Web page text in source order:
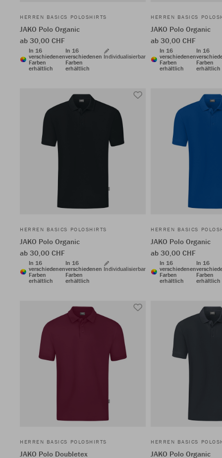
HERREN BASICS POLOSHIRTS
JAKO Polo Organic
ab 30,00 CHF
In 16
verschiedenen
Farben
erhältlich
In 16
verschiedenen
Farben
erhältlich
Individualisierbar
HERREN BASICS
JAKO Polo Organic
ab 30,00 CHF
In 16
verschiedenen
Farben
erhältlich
In 16
Farben
erhältlich
HERREN BASICS POLOSHIRTS
JAKO Polo Organic
ab 30,00 CHF
In 16
verschiedenen
Farben
erhältlich
In 16
verschiedenen
Farben
erhältlich
Individualisierbar
HERREN BASICS
JAKO Polo Organic
ab 30,00 CHF
In 16
verschiedenen
Farben
erhältlich
In 16
Farben
erhältlich
HERREN BASICS POLOSHIRTS
JAKO Polo Doubletex
HERREN BASICS
JAKO Polo Organic